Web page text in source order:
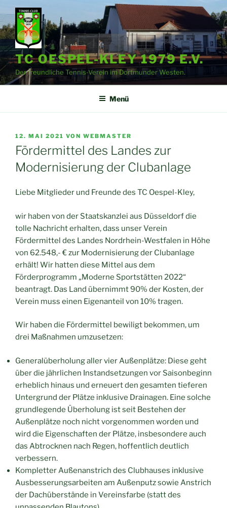
Zum
Inhalt
springen
TC OESPEL-KLEY 1979 E.V.
Der freundliche Tennis-Verein im Dortmunder Westen.
Menü
VERÖFFENTLICHT
AM
12. MAI 2021 VON WEBMASTER
Fördermittel des Landes zur
Modernisierung der Clubanlage
Liebe Mitglieder und Freunde des TC Oespel-Kley,
wir haben von der Staatskanzlei aus Düsseldorf die
tolle Nachricht erhalten, dass unser Verein
Fördermittel des Landes Nordrhein-Westfalen in Höhe
von 62.548,- € zur Modernisierung der Clubanlage
erhält! Wir hatten diese Mittel aus dem
Förderprogramm „Moderne Sportstätten 2022“
beantragt. Das Land übernimmt 90% der Kosten, der
Verein muss einen Eigenanteil von 10% tragen.
Wir haben die Fördermittel bewiligt bekommen, um
drei Maßnahmen umzusetzen:
Generalüberholung aller vier Außenplätze: Diese geht
über die jährlichen Instandsetzungen vor Saisonbeginn
erheblich hinaus und erneuert den gesamten tieferen
Untergrund der Plätze inklusive Drainagen. Eine solche
grundlegende Überholung ist seit Bestehen der
Außenplätze noch nicht vorgenommen worden und
wird die Eigenschaften der Plätze, insbesondere auch
das Abtrocknen nach Regen, hoffentlich deutlich
verbessern.
Kompletter Außenanstrich des Clubhauses inklusive
Ausbesserungsarbeiten am Außenputz sowie Anstrich
der Dachüberstände in Vereinsfarbe (statt des